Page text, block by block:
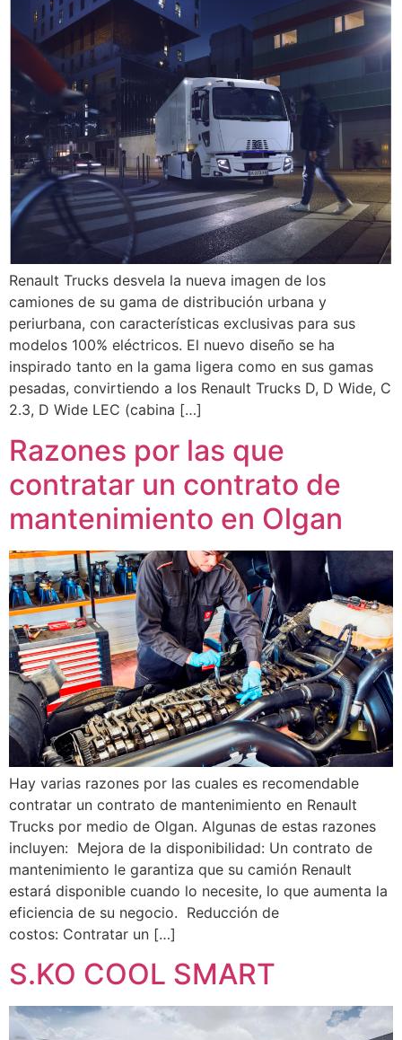
Renault Trucks desvela la nueva imagen de los
camiones de su gama de distribución urbana y
periurbana, con características exclusivas para sus
modelos 100% eléctricos. El nuevo diseño se ha
inspirado tanto en la gama ligera como en sus gamas
pesadas, convirtiendo a los Renault Trucks D, D Wide, C
2.3, D Wide LEC (cabina […]
Razones por las que
contratar un contrato de
mantenimiento en Olgan
Hay varias razones por las cuales es recomendable
contratar un contrato de mantenimiento en Renault
Trucks por medio de Olgan. Algunas de estas razones
incluyen: Mejora de la disponibilidad: Un contrato de
mantenimiento le garantiza que su camión Renault
estará disponible cuando lo necesite, lo que aumenta la
eficiencia de su negocio. Reducción de
costos: Contratar un […]
S.KO COOL SMART